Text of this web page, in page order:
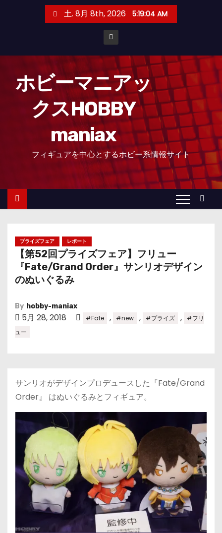
土. 8月 8th, 2026 5:19:05 AM
ホビーマニアッ
クスHOBBY
maniax
フィギュアを中心とするホビー系情報サイト
プライズフェア レポート
【第52回プライズフェア】フリュー
『Fate/Grand Order』サンリオデザイン
のぬいぐるみ
By hobby-maniax
5月 28, 2018 #Fate , #new , #プライズ ,
#フリ
ュー
サンリオがデザインプロデュースした『Fate/Grand
Order』 はぬいぐるみとフィギュア。